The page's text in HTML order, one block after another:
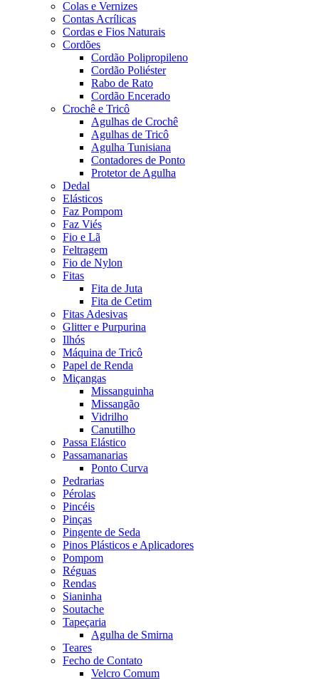
Colas e Vernizes
Contas Acrílicas
Cordas e Fios Naturais
Cordões
Cordão Polipropileno
Cordão Poliéster
Rabo de Rato
Cordão Encerado
Crochê e Tricô
Agulhas de Crochê
Agulhas de Tricô
Agulha Tunisiana
Contadores de Ponto
Protetor de Agulha
Dedal
Elásticos
Faz Pompom
Faz Viés
Fio e Lã
Feltragem
Fio de Nylon
Fitas
Fita de Juta
Fita de Cetim
Fitas Adesivas
Glitter e Purpurina
Ilhós
Máquina de Tricô
Papel de Renda
Miçangas
Missanguinha
Missangão
Vidrilho
Canutilho
Passa Elástico
Passamanarias
Ponto Curva
Pedrarias
Pérolas
Pincéis
Pinças
Pingente de Seda
Pinos Plásticos e Aplicadores
Pompom
Réguas
Rendas
Sianinha
Soutache
Tapeçaria
Agulha de Smirna
Teares
Fecho de Contato
Velcro Comum